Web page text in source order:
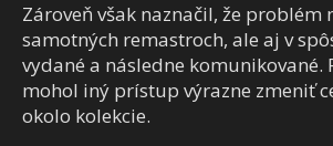
Zároveň však naznačil, že problém
samotných remastroch, ale aj v
vydané a následne komunikované.
mohol iný prístup výrazne zmeniť
okolo kolekcie.